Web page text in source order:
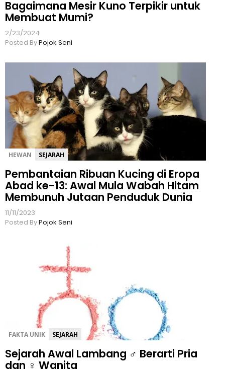
Bagaimana Mesir Kuno Terpikir untuk
Membuat Mumi?
2/23/2024
Posted ByPojok Seni
HEWAN SEJARAH
Pembantaian Ribuan Kucing di Eropa
Abad ke-13: Awal Mula Wabah Hitam
Membunuh Jutaan Penduduk Dunia
11/11/2023
Posted ByPojok Seni
FAKTA UNIK SEJARAH
Sejarah Awal Lambang ♂️ Berarti Pria
dan ♀️ Wanita